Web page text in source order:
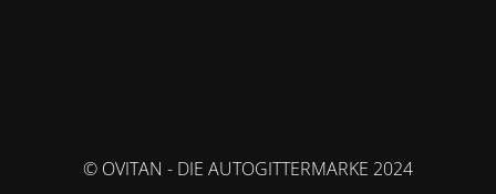
© OVITAN - DIE AUTOGITTERMARKE 2024